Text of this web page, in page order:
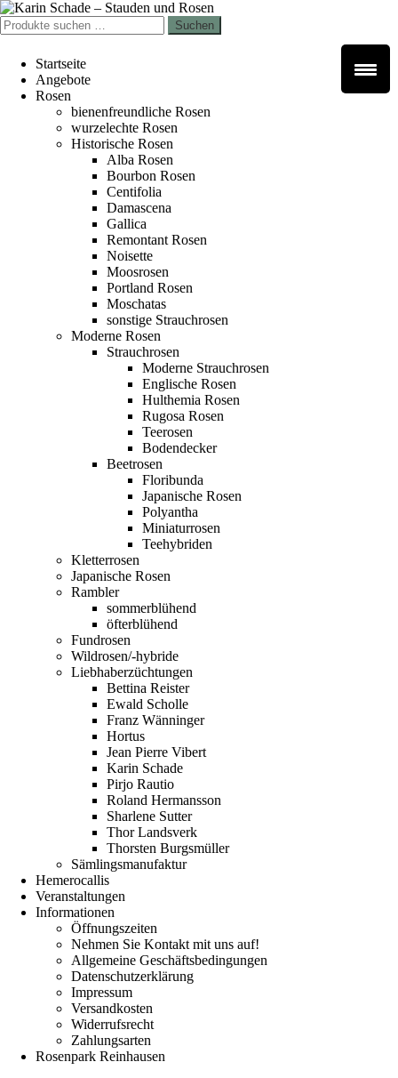
Zur
Navigation
springen
Zum
Inhalt
springen
Suchen
nach:
Suchen
Startseite
Angebote
Rosen
bienenfreundliche Rosen
wurzelechte Rosen
Historische Rosen
Alba Rosen
Bourbon Rosen
Centifolia
Damascena
Gallica
Remontant Rosen
Noisette
Moosrosen
Portland Rosen
Moschatas
sonstige Strauchrosen
Moderne Rosen
Strauchrosen
Moderne Strauchrosen
Englische Rosen
Hulthemia Rosen
Rugosa Rosen
Teerosen
Bodendecker
Beetrosen
Floribunda
Japanische Rosen
Polyantha
Miniaturrosen
Teehybriden
Kletterrosen
Japanische Rosen
Rambler
sommerblühend
öfterblühend
Fundrosen
Wildrosen/-hybride
Liebhaberzüchtungen
Bettina Reister
Ewald Scholle
Franz Wänninger
Hortus
Jean Pierre Vibert
Karin Schade
Pirjo Rautio
Roland Hermansson
Sharlene Sutter
Thor Landsverk
Thorsten Burgsmüller
Sämlingsmanufaktur
Hemerocallis
Veranstaltungen
Informationen
Öffnungszeiten
Nehmen Sie Kontakt mit uns auf!
Allgemeine Geschäftsbedingungen
Datenschutzerklärung
Impressum
Versandkosten
Widerrufsrecht
Zahlungsarten
Rosenpark Reinhausen